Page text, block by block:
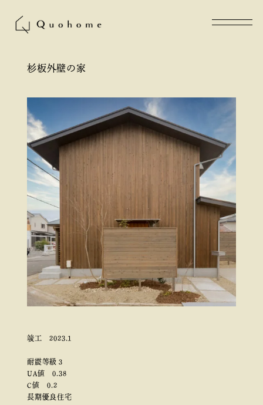
杉板外壁の家
竣工 2023.1
耐震等級３
UA値 0.38
C値 0.2
長期優良住宅